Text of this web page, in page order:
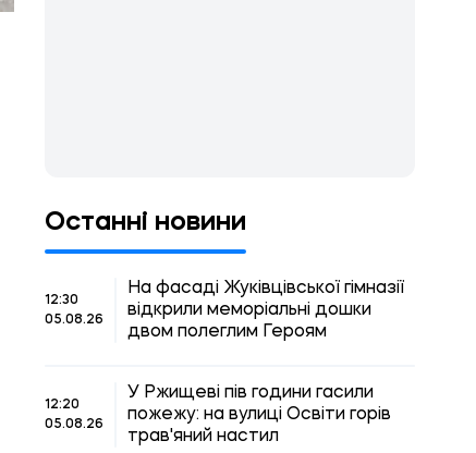
Останні новини
12:30
05.08.26
На фасаді Жуківцівської гімназії
відкрили меморіальні дошки
двом полеглим Героям
12:20
05.08.26
У Ржищеві пів години гасили
пожежу: на вулиці Освіти горів
трав'яний настил